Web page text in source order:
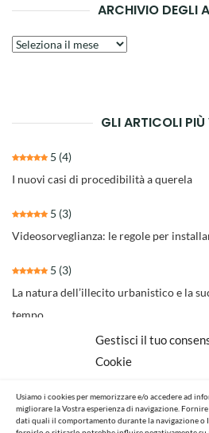
Gestisci il tuo
Cookie
Usiamo i cookies per memorizzare e/o accedere ad
migliorare la Vostra esperienza di navigazione.
dati quali il comportamento durante la navigazione o
ARCHIVIO DEGLI
Archivio
GLI ARTICOLI
5 (4)
I nuovi casi di procedibilità a querela
5 (3)
Videosorveglianza: le regole per
5 (3)
La natura dell’illecito urbanistico e la
tempo
4.6 (14)
NOVITA’ NORMATIVE E